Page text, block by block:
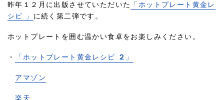
昨年１２月に出版させていただいた
「ホットプレート黄金レ
シピ 」 に続く第二弾です。
ホットプレートを囲む温かい食卓をお楽しみください。
・ 「ホットプレート黄金レシピ ２ 」
アマゾン
楽天